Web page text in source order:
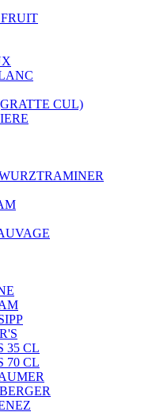
CUL)
35 CL
70 CL